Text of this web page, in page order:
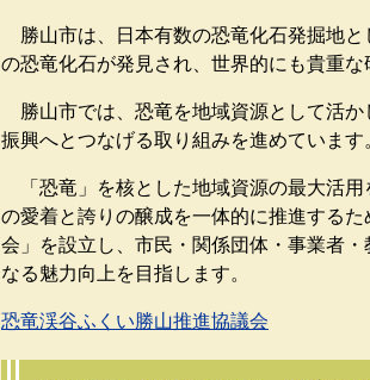
勝山市は、日本有数の恐竜化石発掘地と
の恐竜化石が発見され、世界的にも貴重な
勝山市では、恐竜を地域資源として活
振興へとつなげる取り組みを進めています
「恐竜」を核とした地域資源の最大活
の愛着と誇りの醸成を一体的に推進する
会」を設立し、市民・関係団体・事業者
なる魅力向上を目指します。
恐竜渓谷ふくい勝山推進協議会